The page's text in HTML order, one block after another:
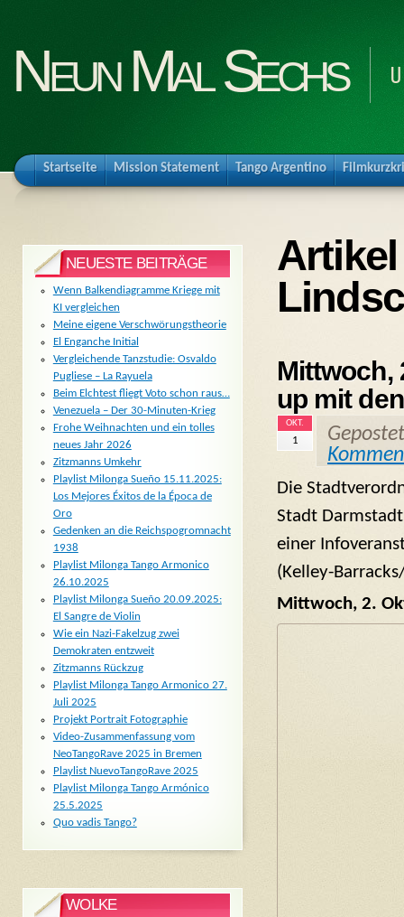
Neun Mal Sechs
Startseite Mission Statement Tango Argentino
Mittwoch,
up mit
OKT.
1
Die
Stadt
einer
(Kelley-
Mittwoch, 2.
NEUESTE BEITRÄGE
Wenn Balkendiagramme Kriege mit
KI vergleichen
Meine eigene Verschwörungstheorie
El Enganche Initial
Vergleichende Tanzstudie: Osvaldo
Pugliese – La Rayuela
Beim Elchtest fliegt Voto schon raus…
Venezuela – Der 30-Minuten-Krieg
Frohe Weihnachten und ein tolles
neues Jahr 2026
Zitzmanns Umkehr
Playlist Milonga Sueño 15.11.2025:
Los Mejores Éxitos de la Época de
Oro
Gedenken an die Reichspogromnacht
1938
Playlist Milonga Tango Armonico
26.10.2025
Playlist Milonga Sueño 20.09.2025:
El Sangre de Violin
Wie ein Nazi-Fakelzug zwei
Demokraten entzweit
Zitzmanns Rückzug
Playlist Milonga Tango Armonico 27.
Juli 2025
Projekt Portrait Fotographie
Video-Zusammenfassung vom
NeoTangoRave 2025 in Bremen
Playlist NuevoTangoRave 2025
Playlist Milonga Tango Armónico
25.5.2025
Quo vadis Tango?
WOLKE